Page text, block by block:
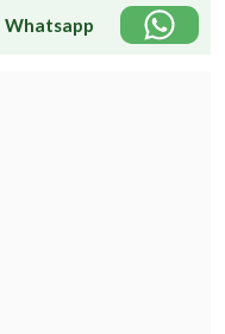
Whatsapp